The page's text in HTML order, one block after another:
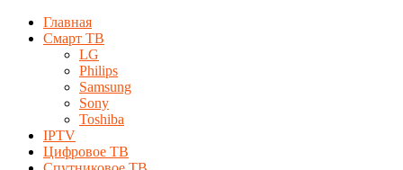
Главная
Смарт ТВ
LG
Philips
Samsung
Sony
Toshiba
IPTV
Цифровое ТВ